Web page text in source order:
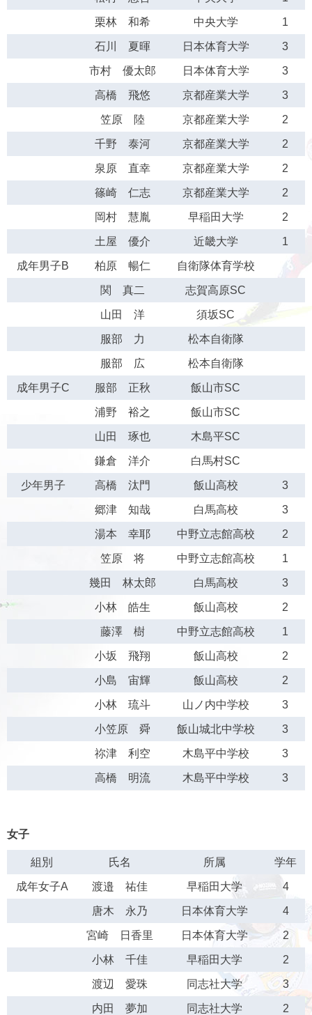
栗林 和希 中央大学 1
石川 夏暉 日本体育大学 3
市村 優太郎 日本体育大学 3
高橋 飛悠 京都産業大学 3
笠原 陸 京都産業大学 2
千野 泰河 京都産業大学 2
泉原 直幸 京都産業大学 2
篠崎 仁志 京都産業大学 2
岡村 慧胤 早稲田大学 2
土屋 優介 近畿大学 1
成年男子B 柏原 暢仁 自衛隊体育学校
関 真二 志賀高原SC
山田 洋 須坂SC
服部 力 松本自衛隊
服部 広 松本自衛隊
成年男子C 服部 正秋 飯山市SC
浦野 裕之 飯山市SC
山田 琢也 木島平SC
鎌倉 洋介 白馬村SC
少年男子 高橋 汰門 飯山高校 3
郷津 知哉 白馬高校 3
湯本 幸耶 中野立志館高校 2
笠原 将 中野立志館高校 1
幾田 林太郎 白馬高校 3
小林 皓生 飯山高校 2
藤澤 樹 中野立志館高校 1
小坂 飛翔 飯山高校 2
小島 宙輝 飯山高校 2
小林 琉斗 山ノ内中学校 3
小笠原 舜 飯山城北中学校 3
祢津 利空 木島平中学校 3
高橋 明流 木島平中学校 3
女子
組別 氏名 所属 学年
成年女子A 渡邉 祐佳 早稲田大学 4
唐木 永乃 日本体育大学 4
宮崎 日香里 日本体育大学 2
小林 千佳 早稲田大学 2
渡辺 愛珠 同志社大学 3
内田 夢加 同志社大学 2